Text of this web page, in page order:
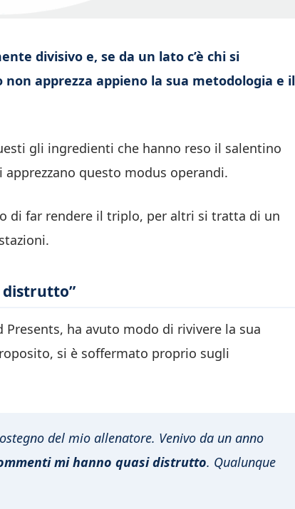
divisivo e, se da un lato c’è chi si
apprezza appieno la sua metodologia e il
gli ingredienti che hanno reso il salentino
questo modus operandi.
di far rendere il triplo, per altri si tratta di un
distrutto”
ha avuto modo di rivivere la sua
si è soffermato proprio sugli
del mio allenatore. Venivo da un anno
mi hanno quasi distrutto. Qualunque